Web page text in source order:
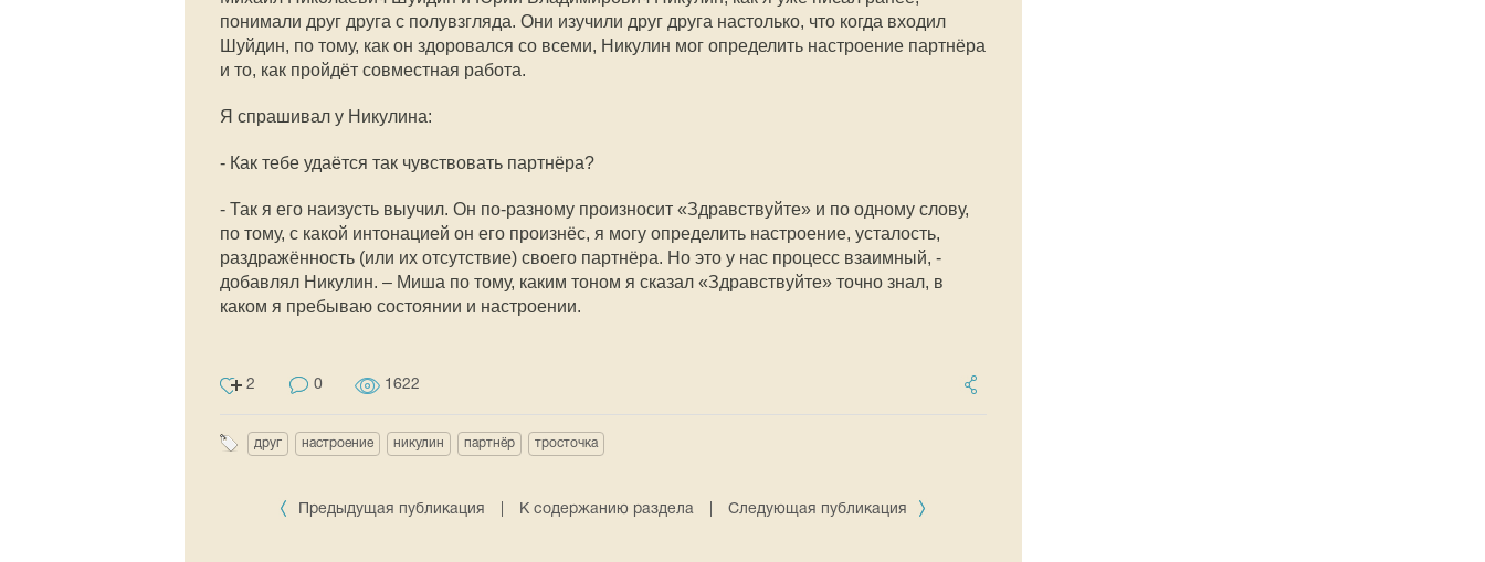
понимали друг друга с полувзгляда. Они изучили друг друга настолько, что когда входил
Шуйдин, по тому, как он здоровался со всеми, Никулин мог определить настроение партнёра
и то, как пройдёт совместная работа.
Я спрашивал у Никулина:
- Как тебе удаётся так чувствовать партнёра?
- Так я его наизусть выучил. Он по-разному произносит «Здравствуйте» и по одному слову,
по тому, с какой интонацией он его произнёс, я могу определить настроение, усталость,
раздражённость (или их отсутствие) своего партнёра. Но это у нас процесс взаимный, -
добавлял Никулин. – Миша по тому, каким тоном я сказал «Здравствуйте» точно знал, в
каком я пребываю состоянии и настроении.
2 0 1622
друг настроение никулин партнёр тросточка
Предыдущая публикация К содержанию раздела Следующая публикация